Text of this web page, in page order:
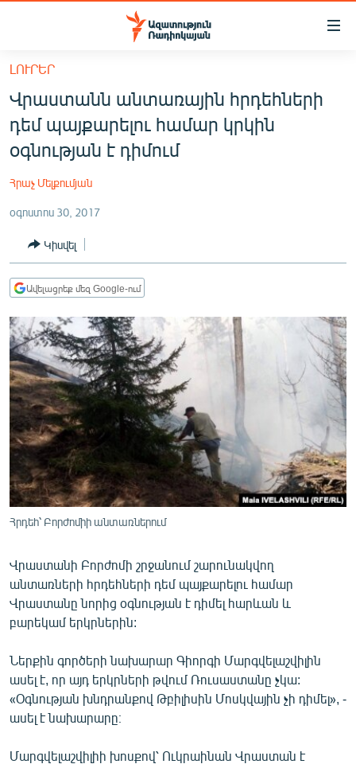
Մատչելիության
հիմնական
բովանդակությանը
Անցնել
հիմնական
մենյուին
ՀԱՅԱՍՏԱՆ
ՔԱՂԱՔԱԿԱՆ
ՏՆՏԵՍՈՒԹՅՈՒՆ
ՂԱՐԱԲԱՂ
ՏԱՐԱԾԱՇՐՋԱՆ
ՄԻՋԱԶԳԱՅԻՆ
ՄՇԱԿՈՒՅԹ
ՍՊՈՐՏ
ՄԵԿՆԱԲԱՆՈՒԹՅՈՒՆ
ՏՏ ԵՒ ԻՆՏԵՐՆԵՏ
ՏԵՍԱՆՅՈՒԹԵՐ
ԲԱՆԱՎԵՃ
ՁԳՏԵԼՈՎ ԼԱՎԱԳՈՒՅՆԻՆ
ՓՈԴՔԱՍԹ
Հայերեն
English
Русский
ԼՈՒՐԵՐ
Վրաստանն անտառային հրդեհների
դեմ պայքարելու համար կրկին
օգնության է դիմում
Հրաչ Մելքումյան
օգոստոս 30, 2017
Կիսվել
Ավելացրեք մեզ Google-ում
Հրդեհ՝ Բորժոմիի անտառներում
Վրաստանի Բորժոմի շրջանում շարունակվող
անտառների հրդեհների դեմ պայքարելու համար
Վրաստանը նորից օգնության է դիմել հարևան և
բարեկամ երկրներին:
Ներքին գործերի նախարար Գիորգի Մարգվելաշվիլին
ասել է, որ այդ երկրների թվում Ռուսաստանը չկա:
«Օգնության խնդրանքով Թբիլիսին Մոսկվային չի դիմել», -
ասել է նախարարը։
Մարգվելաշվիլիի խոսքով՝ Ուկրաինան Վրաստան է